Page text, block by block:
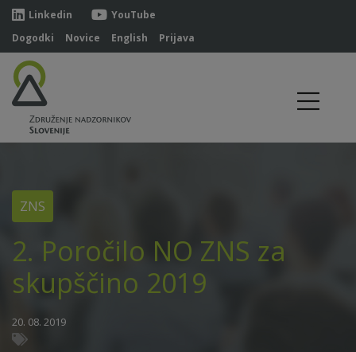
Linkedin
YouTube
Dogodki
Novice English Prijava
ZNS
2. Poročilo NO ZNS za
skupščino 2019
20. 08. 2019